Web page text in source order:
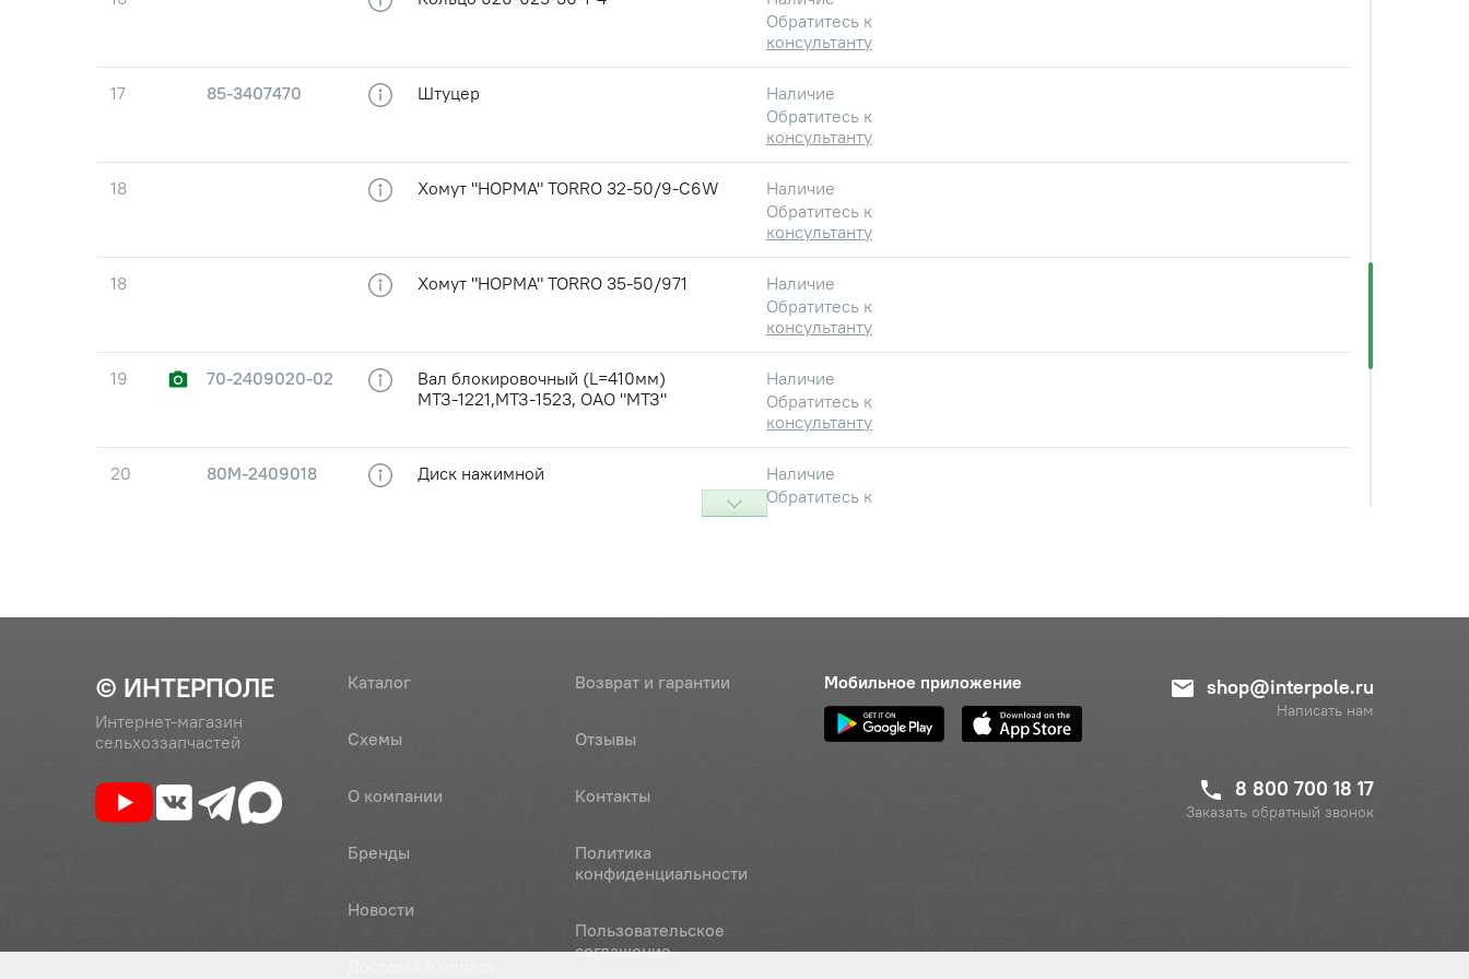
Обратитесь к
консультанту
17 85-3407470 Штуцер
Наличие
Обратитесь к
консультанту
18 Хомут "НОРМА" TORRO 32-50/9-C6W
Наличие
Обратитесь к
консультанту
18 Хомут "НОРМА" TORRO 35-50/971
Наличие
Обратитесь к
консультанту
19 70-2409020-02
Вал блокировочный (L=410мм)
МТЗ-1221,МТЗ-1523, ОАО "МТЗ"
Наличие
Обратитесь к
консультанту
20 80М-2409018 Диск нажимной
Наличие
Обратитесь к
консультанту
консультанту
Обратитесь к
консультанту
Шайба 8Т ОСТ 37.001.115-75
25 80М-2409016 Диск промежуточный
Наличие
© ИНТЕРПОЛЕ
Интернет-магазин
сельхоззапчастей
Каталог
Схемы
О компании
Бренды
Новости
Возврат и гарантии
Отзывы
Контакты
Политика
конфиденциальности
Пользовательское
соглашение
Мобильное приложение shop@interpole.ru
Написать нам
8 800 700 18 17
Заказать обратный звонок